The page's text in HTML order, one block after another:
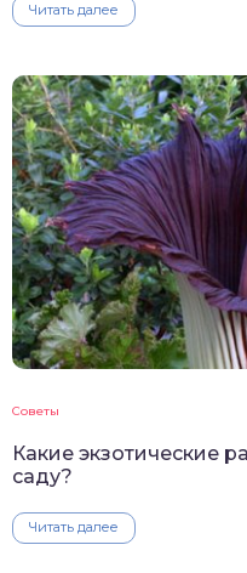
Читать далее
Советы
Какие экзотические
саду?
Читать далее